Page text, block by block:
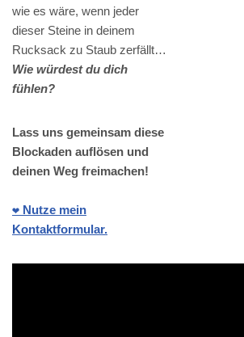
wie es wäre, wenn jeder
dieser Steine in deinem
Rucksack zu Staub zerfällt…
Wie würdest du dich
fühlen?
Lass uns gemeinsam diese
Blockaden auflösen und
deinen Weg freimachen!
❤️ Nutze mein
Kontaktformular.